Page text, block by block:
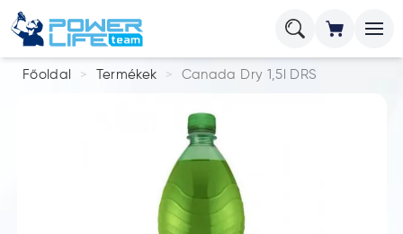
Főoldal Termékek Canada Dry 1,5l DRS